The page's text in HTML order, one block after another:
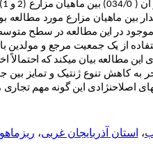
ماهیان مزارع مورد مطالعه بود
موجود در این مطالعه در سطح
از یک جمعیت مرجع و مولدین
مطالعه بیان می­کند که احتمالاً
به کاهش تنوع ژنتیک و تمایز بین
اصلاح­نژادی این گونه­ مهم تجاری
، استان آذربایجان غربی،